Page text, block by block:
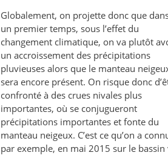
Globalement, on projette donc que
un premier temps, sous l’effet du
changement climatique, on va plutôt
un accroissement des précipitations
pluvieuses alors que le manteau
sera encore présent. On risque donc
confronté à des crues nivales plus
importantes, où se conjugueront
précipitations importantes et fonte du
manteau neigeux. C’est ce qu’on a
par exemple, en mai 2015 sur le bassin